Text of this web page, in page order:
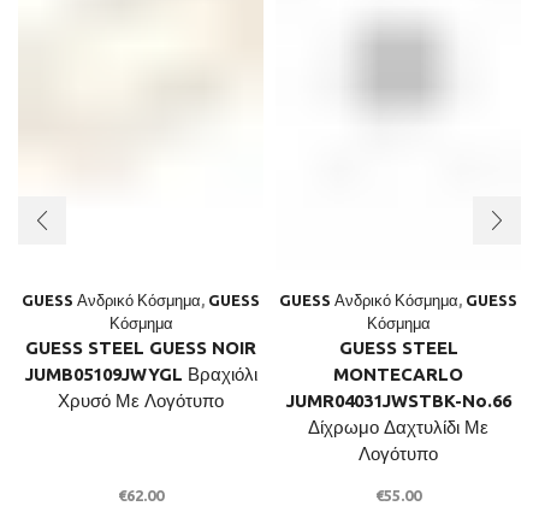
GUESS Ανδρικό Κόσμημα, GUESS
Κόσμημα
GUESS STEEL GUESS NOIR
JUMB05109JWYGL Βραχιόλι
Χρυσό Με Λογότυπο
€62.00
GUESS Ανδρικό Κόσμημα, GUESS
Κόσμημα
GUESS STEEL
MONTECARLO
JUMR04031JWSTBK-No.66
Δίχρωμο Δαχτυλίδι Με
Λογότυπο
€55.00